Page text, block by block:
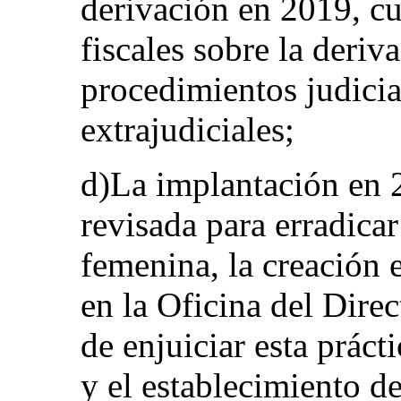
derivación en 2019,
fiscales sobre la
procedimientos
extrajudiciales;
d)La implantación en
revisada para
femenina, la creación
en la Oficina del
de enjuiciar esta
y el establecimiento